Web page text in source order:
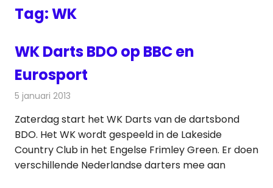
Tag:WK
WK Darts BDO op BBC en
Eurosport
5 januari 2013
Zaterdag start het WK Darts van de dartsbond
BDO. Het WK wordt gespeeld in de Lakeside
Country Club in het Engelse Frimley Green. Er doen
verschillende Nederlandse darters mee aan